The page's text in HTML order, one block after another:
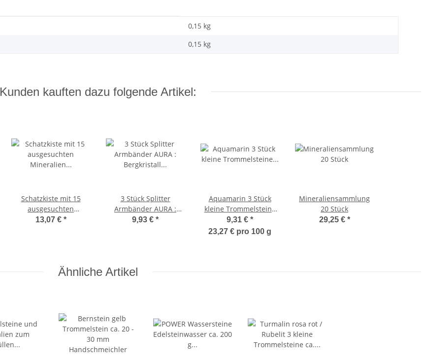
0,15 kg
0,15 kg
Kunden kauften dazu folgende Artikel:
Schatzkiste mit 15
ausgesuchten
Mineralien
13,07 € *
3 Stück Splitter
Armbänder AURA :
Bergkristall Amethyst
9,93 € *
Aquamarin 3 Stück
kleine Trommelsteine
Handschmeichler ideal
auch als Wassersteine
9,31 € *
23,27 € pro 100 g
Mineraliensammlung
20 Stück
29,25 € *
Ähnliche Artikel